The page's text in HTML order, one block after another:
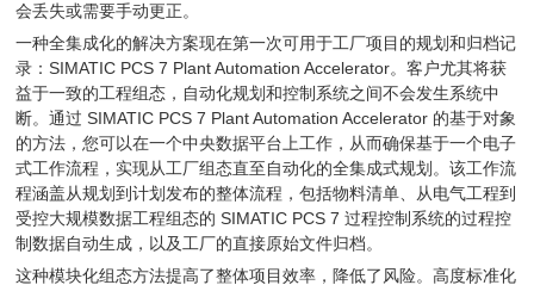
会丢失或需要手动更正。
一种全集成化的解决方案现在第一次可用于工厂项目的规划和归档记
录：SIMATIC PCS 7 Plant Automation Accelerator。客户尤其将获
益于一致的工程组态，自动化规划和控制系统之间不会发生系统中
断。通过 SIMATIC PCS 7 Plant Automation Accelerator 的基于对象
的方法，您可以在一个中央数据平台上工作，从而确保基于一个电子
式工作流程，实现从工厂组态直至自动化的全集成式规划。该工作流
程涵盖从规划到计划发布的整体流程，包括物料清单、从电气工程到
受控大规模数据工程组态的 SIMATIC PCS 7 过程控制系统的过程控
制数据自动生成，以及工厂的直接原始文件归档。
这种模块化组态方法提高了整体项目效率，降低了风险。高度标准化